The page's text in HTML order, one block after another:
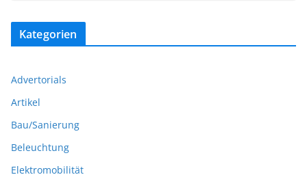
Kategorien
Advertorials
Artikel
Bau/Sanierung
Beleuchtung
Elektromobilität